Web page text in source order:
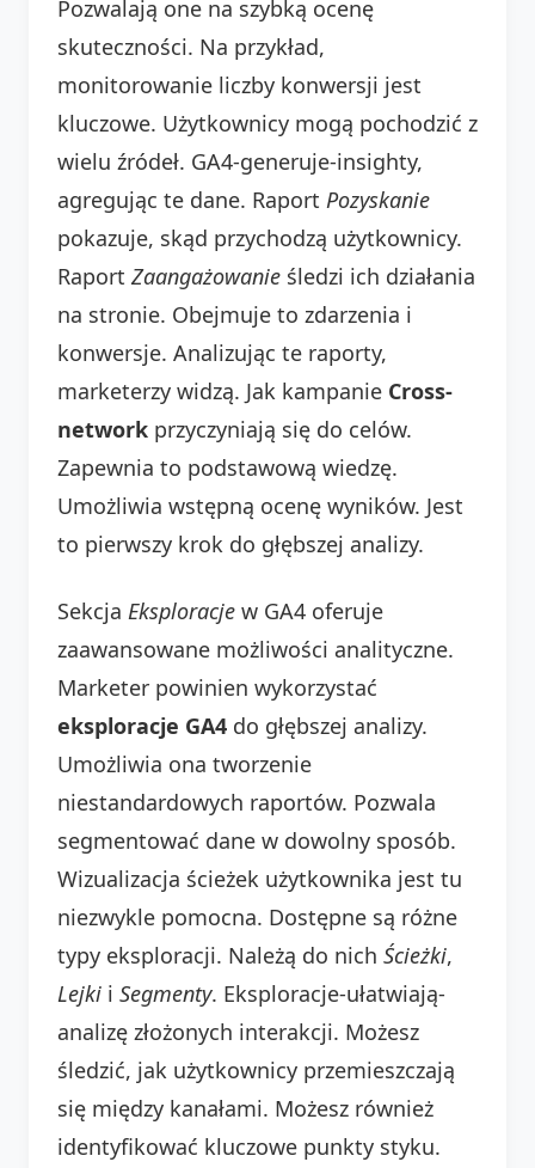
Pozwalają one na szybką ocenę
skuteczności. Na przykład,
monitorowanie liczby konwersji jest
kluczowe. Użytkownicy mogą pochodzić z
wielu źródeł. GA4-generuje-insighty,
agregując te dane. Raport Pozyskanie
pokazuje, skąd przychodzą użytkownicy.
Raport Zaangażowanie śledzi ich działania
na stronie. Obejmuje to zdarzenia i
konwersje. Analizując te raporty,
marketerzy widzą. Jak kampanie Cross-
network przyczyniają się do celów.
Zapewnia to podstawową wiedzę.
Umożliwia wstępną ocenę wyników. Jest
to pierwszy krok do głębszej analizy.
Sekcja Eksploracje w GA4 oferuje
zaawansowane możliwości analityczne.
Marketer powinien wykorzystać
eksploracje GA4 do głębszej analizy.
Umożliwia ona tworzenie
niestandardowych raportów. Pozwala
segmentować dane w dowolny sposób.
Wizualizacja ścieżek użytkownika jest tu
niezwykle pomocna. Dostępne są różne
typy eksploracji. Należą do nich Ścieżki,
Lejki i Segmenty. Eksploracje-ułatwiają-
analizę złożonych interakcji. Możesz
śledzić, jak użytkownicy przemieszczają
się między kanałami. Możesz również
identyfikować kluczowe punkty styku.